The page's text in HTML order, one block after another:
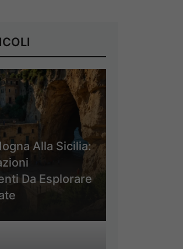
Alla Sicilia:
Da Esplorare